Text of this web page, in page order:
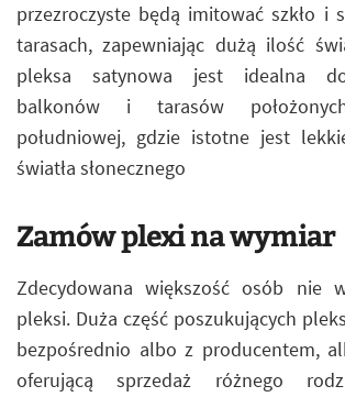
przezroczyste będą imitować szkło i
tarasach, zapewniając dużą ilość
pleksa satynowa jest idealna
balkonów i tarasów
południowej, gdzie istotne jest
światła słonecznego
Zamów plexi na wymiar
Zdecydowana większość osób nie
pleksi. Duża część poszukujących
bezpośrednio albo z producentem,
oferującą sprzedaż różnego